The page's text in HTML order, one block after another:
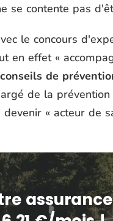
se contente pas
le concours
en effet «
de
de la
« acteur de